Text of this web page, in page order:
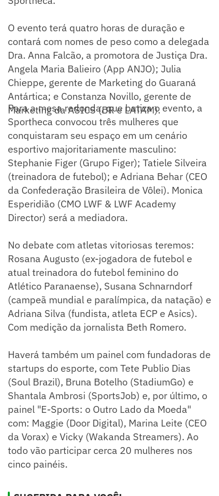
O evento terá quatro horas de duração e
contará com nomes de peso como a delegada
Dra. Anna Falcão, a promotora de Justiça Dra.
Angela Maria Balieiro (App ANJO); Julia
Chieppe, gerente de Marketing do Guaraná
Antártica; e Constanza Novillo, gerente de
Marketing da ASICS (BR e LATAM).
Para a mesa redonda, que batiza o evento, a
Sportheca convocou três mulheres que
conquistaram seu espaço em um cenário
esportivo majoritariamente masculino:
Stephanie Figer (Grupo Figer); Tatiele Silveira
(treinadora de futebol); e Adriana Behar (CEO
da Confederação Brasileira de Vôlei). Monica
Esperidião (CMO LWF & LWF Academy
Director) será a mediadora.
No debate com atletas vitoriosas teremos:
Rosana Augusto (ex-jogadora de futebol e
atual treinadora do futebol feminino do
Atlético Paranaense), Susana Schnarndorf
(campeã mundial e paralímpica, da natação) e
Adriana Silva (fundista, atleta ECP e Asics).
Com medição da jornalista Beth Romero.
Haverá também um painel com fundadoras de
startups do esporte, com Tete Publio Dias
(Soul Brazil), Bruna Botelho (StadiumGo) e
Shantala Ambrosi (SportsJob) e, por último, o
painel "E-Sports: o Outro Lado da Moeda"
com: Maggie (Door Digital), Marina Leite (CEO
da Vorax) e Vicky (Wakanda Streamers). Ao
todo vão participar cerca 20 mulheres nos
cinco painéis.